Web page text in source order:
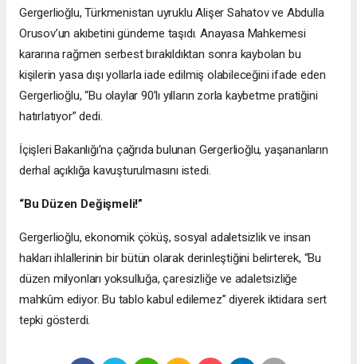
Gergerlioğlu, Türkmenistan uyruklu Alişer Sahatov ve Abdulla
Orusov’un akıbetini gündeme taşıdı. Anayasa Mahkemesi
kararına rağmen serbest bırakıldıktan sonra kaybolan bu
kişilerin yasa dışı yollarla iade edilmiş olabileceğini ifade eden
Gergerlioğlu, “Bu olaylar 90’lı yılların zorla kaybetme pratiğini
hatırlatıyor” dedi.
İçişleri Bakanlığı’na çağrıda bulunan Gergerlioğlu, yaşananların
derhal açıklığa kavuşturulmasını istedi.
“Bu Düzen Değişmeli!”
Gergerlioğlu, ekonomik çöküş, sosyal adaletsizlik ve insan
hakları ihlallerinin bir bütün olarak derinleştiğini belirterek, “Bu
düzen milyonları yoksulluğa, çaresizliğe ve adaletsizliğe
mahkûm ediyor. Bu tablo kabul edilemez” diyerek iktidara sert
tepki gösterdi.